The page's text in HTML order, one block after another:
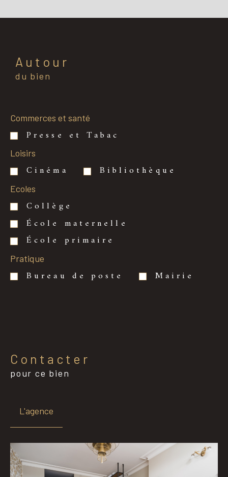
Autour
du bien
Commerces et santé
Presse et Tabac
Loisirs
Cinéma Bibliothèque
Ecoles
Collège
École maternelle
École primaire
Pratique
Bureau de poste Mairie
Contacter
pour ce bien
L'agence